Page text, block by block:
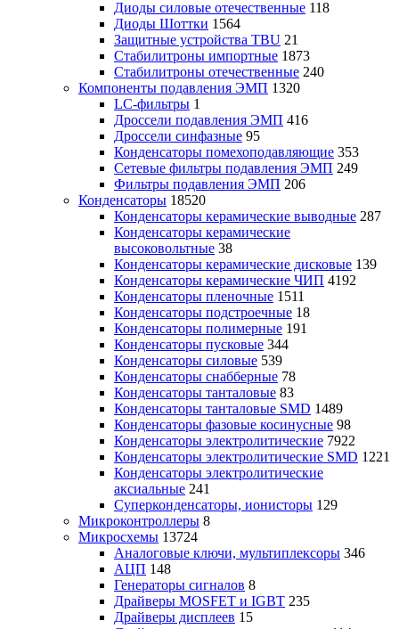
Диоды силовые отечественные 118
Диоды Шоттки 1564
Защитные устройства TBU 21
Стабилитроны импортные 1873
Стабилитроны отечественные 240
Компоненты подавления ЭМП 1320
LC-фильтры 1
Дроссели подавления ЭМП 416
Дроссели синфазные 95
Конденсаторы помехоподавляющие 353
Сетевые фильтры подавления ЭМП 249
Фильтры подавления ЭМП 206
Конденсаторы 18520
Конденсаторы керамические выводные 287
Конденсаторы керамические
высоковольтные 38
Конденсаторы керамические дисковые 139
Конденсаторы керамические ЧИП 4192
Конденсаторы пленочные 1511
Конденсаторы подстроечные 18
Конденсаторы полимерные 191
Конденсаторы пусковые 344
Конденсаторы силовые 539
Конденсаторы снабберные 78
Конденсаторы танталовые 83
Конденсаторы танталовые SMD 1489
Конденсаторы фазовые косинусные 98
Конденсаторы электролитические 7922
Конденсаторы электролитические SMD 1221
Конденсаторы электролитические
аксиальные 241
Суперконденсаторы, ионисторы 129
Микроконтроллеры 8
Микросхемы 13724
Аналоговые ключи, мультиплексоры 346
АЦП 148
Генераторы сигналов 8
Драйверы MOSFET и IGBT 235
Драйверы дисплеев 15